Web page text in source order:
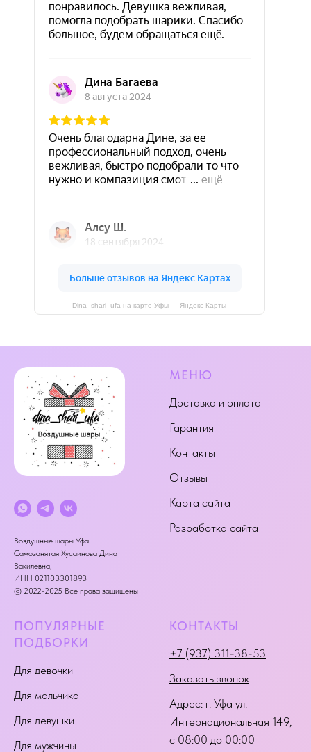
Dina_shari_ufa на карте Уфы — Яндекс Карты
Воздушные шары Уфа
Самозанятая Хусаинова Дина
Вакилевна,
ИНН 021103301893
© 2022-2025 Все права защищены
МЕНЮ
Доставка и оплата
Гарантия
Контакты
Отзывы
Карта сайта
Разработка сайта
ПОПУЛЯРНЫЕ
ПОДБОРКИ
Для девочки
Для мальчика
Для девушки
Для мужчины
КОНТАКТЫ
+7 (937) 311-38-53
Заказать звонок
Адрес: г. Уфа ул.
Интернациональная 149,
с 08:00 до 00:00